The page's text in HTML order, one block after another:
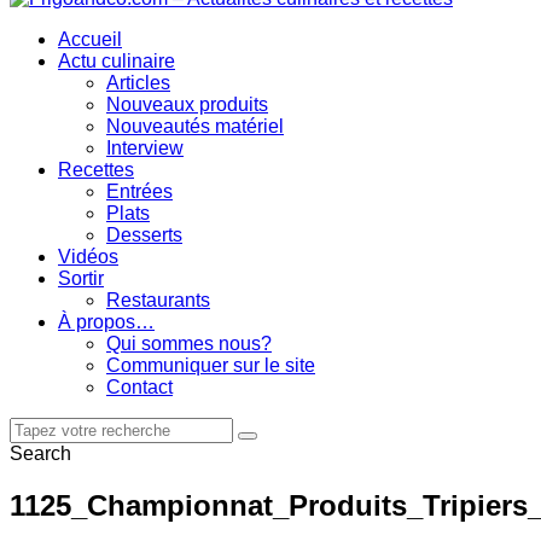
Accueil
Actu culinaire
Articles
Nouveaux produits
Nouveautés matériel
Interview
Recettes
Entrées
Plats
Desserts
Vidéos
Sortir
Restaurants
À propos…
Qui sommes nous?
Communiquer sur le site
Contact
Search